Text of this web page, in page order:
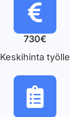
730€
Keskihinta työlle